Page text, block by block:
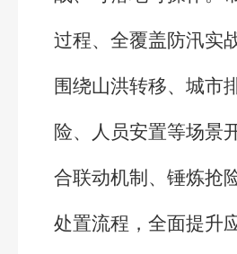
过程、全覆盖防汛实
围绕山洪转移、城市
险、人员安置等场景
合联动机制、锤炼抢
处置流程，全面提升